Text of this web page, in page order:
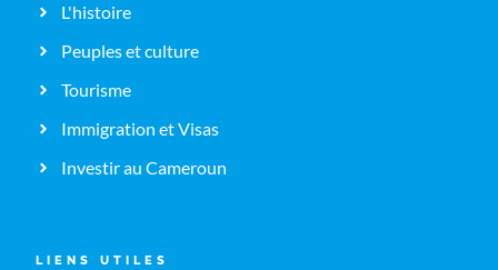
L'histoire
Peuples et culture
Tourisme
Immigration et Visas
Investir au Cameroun
LIENS UTILES